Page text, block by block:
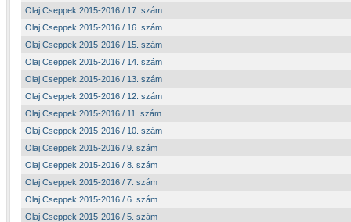
Olaj Cseppek 2015-2016 / 17. szám
Olaj Cseppek 2015-2016 / 16. szám
Olaj Cseppek 2015-2016 / 15. szám
Olaj Cseppek 2015-2016 / 14. szám
Olaj Cseppek 2015-2016 / 13. szám
Olaj Cseppek 2015-2016 / 12. szám
Olaj Cseppek 2015-2016 / 11. szám
Olaj Cseppek 2015-2016 / 10. szám
Olaj Cseppek 2015-2016 / 9. szám
Olaj Cseppek 2015-2016 / 8. szám
Olaj Cseppek 2015-2016 / 7. szám
Olaj Cseppek 2015-2016 / 6. szám
Olaj Cseppek 2015-2016 / 5. szám